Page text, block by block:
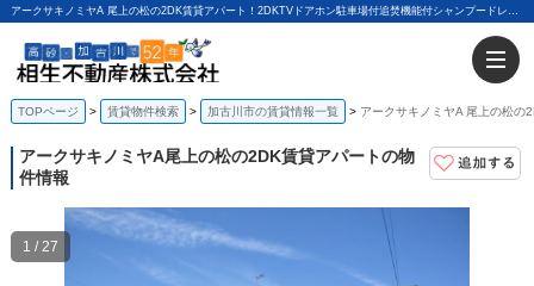
アークサキノミヤA 尾上の松の2DK賃貸アパート！2DKTVドアホン駐車場付追焚機能付シャンプードレッサー｜相生不動産株式会社
TOPページ 賃貸物件検索 加古川市の賃貸情報一覧 アークサキノミヤA 尾上の松の
アークサキノミヤA尾上の松の2DK賃貸アパートの物
件情報
1 / 27